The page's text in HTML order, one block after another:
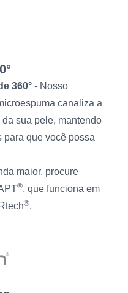
360° - Nosso
canaliza a
sua pele, mantendo
para que você possa
maior, procure
®, que funciona em
®.